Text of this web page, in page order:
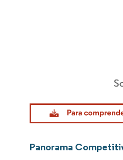
Imagen © Mordor Intelligence. El
Panorama